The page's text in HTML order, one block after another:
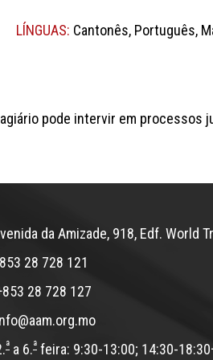
LÍNGUAS: Cantonês, Português,
pode intervir em processos
da Amizade, 918, Edf. World
28 728 121
28 728 127
ª a 6.ª feira: 9:30-13:00; 14:30-